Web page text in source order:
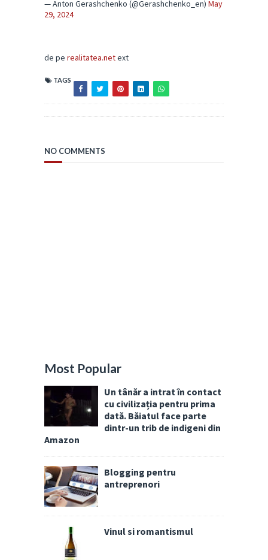
— Anton Gerashchenko (@Gerashchenko_en) May
29, 2024
de pe realitatea.netext
TAGS
NO COMMENTS
Most Popular
Un tânăr a intrat în contact
cu civilizația pentru prima
dată. Băiatul face parte
dintr-un trib de indigeni din
Amazon
Blogging pentru
antreprenori
Vinul si romantismul